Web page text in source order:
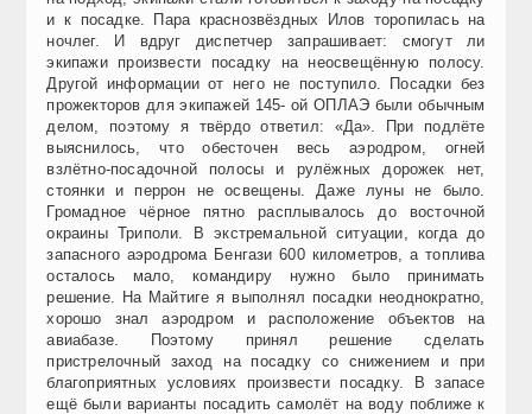
и к посадке. Пара краснозвёздных Илов торопилась на
ночлег. И вдруг диспетчер запрашивает: смогут ли
экипажи произвести посадку на неосвещённую полосу.
Другой информации от него не поступило. Посадки без
прожекторов для экипажей 145- ой ОПЛАЭ были обычным
делом, поэтому я твёрдо ответил: «Да». При подлёте
выяснилось, что обесточен весь аэродром, огней
взлётно-посадочной полосы и рулёжных дорожек нет,
стоянки и перрон не освещены. Даже луны не было.
Громадное чёрное пятно расплывалось до восточной
окраины Триполи. В экстремальной ситуации, когда до
запасного аэродрома Бенгази 600 километров, а топлива
осталось мало, командиру нужно было принимать
решение. На Майтиге я выполнял посадки неоднократно,
хорошо знал аэродром и расположение объектов на
авиабазе. Поэтому принял решение сделать
пристрелочный заход на посадку со снижением и при
благоприятных условиях произвести посадку. В запасе
ещё были варианты посадить самолёт на воду поближе к